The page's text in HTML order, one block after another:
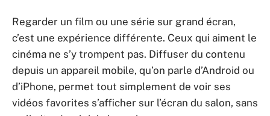
Regarder un film ou une série sur grand écran,
c’est une expérience différente. Ceux qui aiment le
cinéma ne s’y trompent pas. Diffuser du contenu
depuis un appareil mobile, qu’on parle d’Android ou
d’iPhone, permet tout simplement de voir ses
vidéos favorites s’afficher sur l’écran du salon, sans